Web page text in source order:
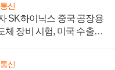
신
SK하이닉스 중국 공장용
체 장비 시험, 미국 수출통
신